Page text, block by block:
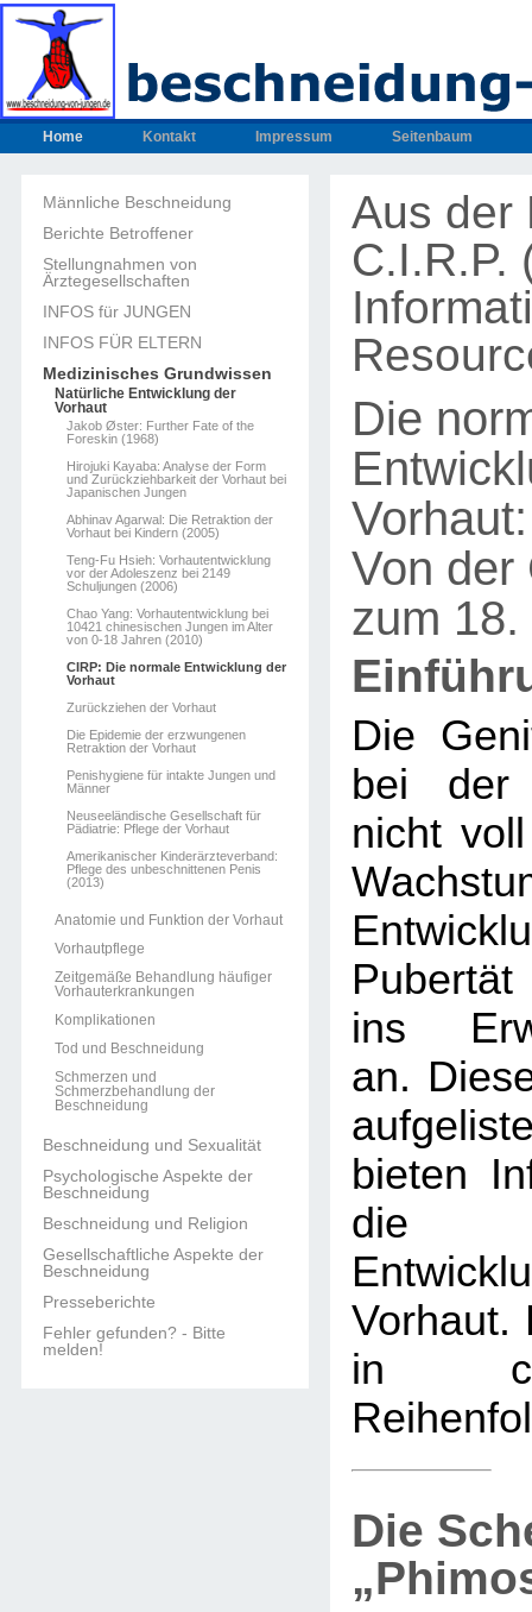
Home Kontakt Impressum Seitenbaum
Männliche Beschneidung
Berichte Betroffener
Stellungnahmen von
Ärztegesellschaften
INFOS für JUNGEN
INFOS FÜR ELTERN
Medizinisches Grundwissen
Natürliche Entwicklung der
Vorhaut
Jakob Øster: Further Fate of the
Foreskin (1968)
Hirojuki Kayaba: Analyse der Form
und Zurückziehbarkeit der Vorhaut bei
Japanischen Jungen
Abhinav Agarwal: Die Retraktion der
Vorhaut bei Kindern (2005)
Teng-Fu Hsieh: Vorhautentwicklung
vor der Adoleszenz bei 2149
Schuljungen (2006)
Chao Yang: Vorhautentwicklung bei
10421 chinesischen Jungen im Alter
von 0-18 Jahren (2010)
CIRP: Die normale Entwicklung der
Vorhaut
Zurückziehen der Vorhaut
Die Epidemie der erzwungenen
Retraktion der Vorhaut
Penishygiene für intakte Jungen und
Männer
Neuseeländische Gesellschaft für
Pädiatrie: Pflege der Vorhaut
Amerikanischer Kinderärzteverband:
Pflege des unbeschnittenen Penis
(2013)
Anatomie und Funktion der Vorhaut
Vorhautpflege
Zeitgemäße Behandlung häufiger
Vorhauterkrankungen
Komplikationen
Tod und Beschneidung
Schmerzen und
Schmerzbehandlung der
Beschneidung
Beschneidung und Sexualität
Psychologische Aspekte der
Beschneidung
Beschneidung und Religion
Gesellschaftliche Aspekte der
Beschneidung
Presseberichte
Fehler gefunden? - Bitte
melden!
Aus der
C.I.R.P.
Die
Vorhaut:
Von der
zum
Die
bei der
nicht
ins
an.
bieten
die
Vorhaut.
in
Die